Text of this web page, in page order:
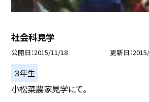
社会科見学
公開日 2015/11/18 更新日
３年生
小松菜農家見学にて。